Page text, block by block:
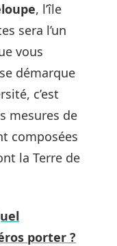
, l’île
sera l’un
vous
démarque
c’est
mesures de
composées
la Terre de
porter ?